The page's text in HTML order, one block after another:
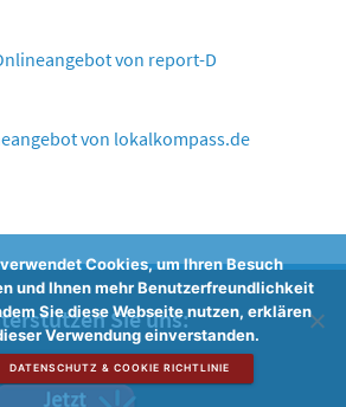
von report-D
von lokalkompass.de
Sie uns:
Cookies, um Ihren Besuch
und Ihnen mehr Benutzerfreundlichkeit
Sie diese Webseite nutzen, erklären
Verwendung einverstanden.
DATENSCHUTZ & COOKIE RICHTLINIE